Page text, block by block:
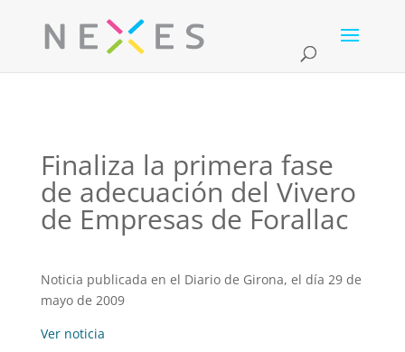
Finaliza la primera fase
de adecuación del Vivero
de Empresas de Forallac
Noticia publicada en el Diario de Girona, el día 29 de
mayo de 2009
Ver noticia